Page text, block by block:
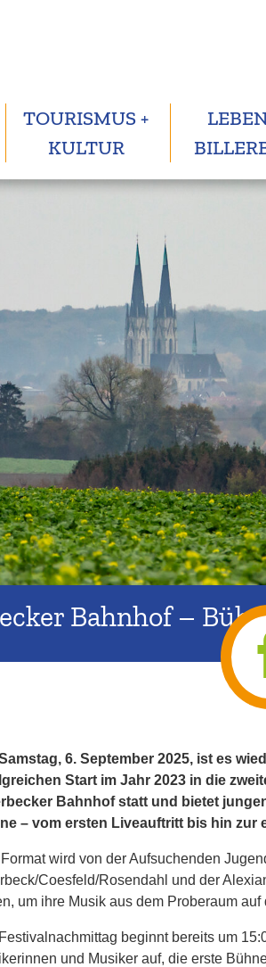
TOURISMUS +
KULTUR
Bahnhof –
6. September 2025, ist es
Start im Jahr 2023 in die
Bahnhof statt und bietet
– vom ersten Liveauftritt bis hin zur
wird von der Aufsuchenden
Coesfeld/Rosendahl und der
um ihre Musik aus dem Proberaum
beginnt bereits um
und Musiker auf, die erste